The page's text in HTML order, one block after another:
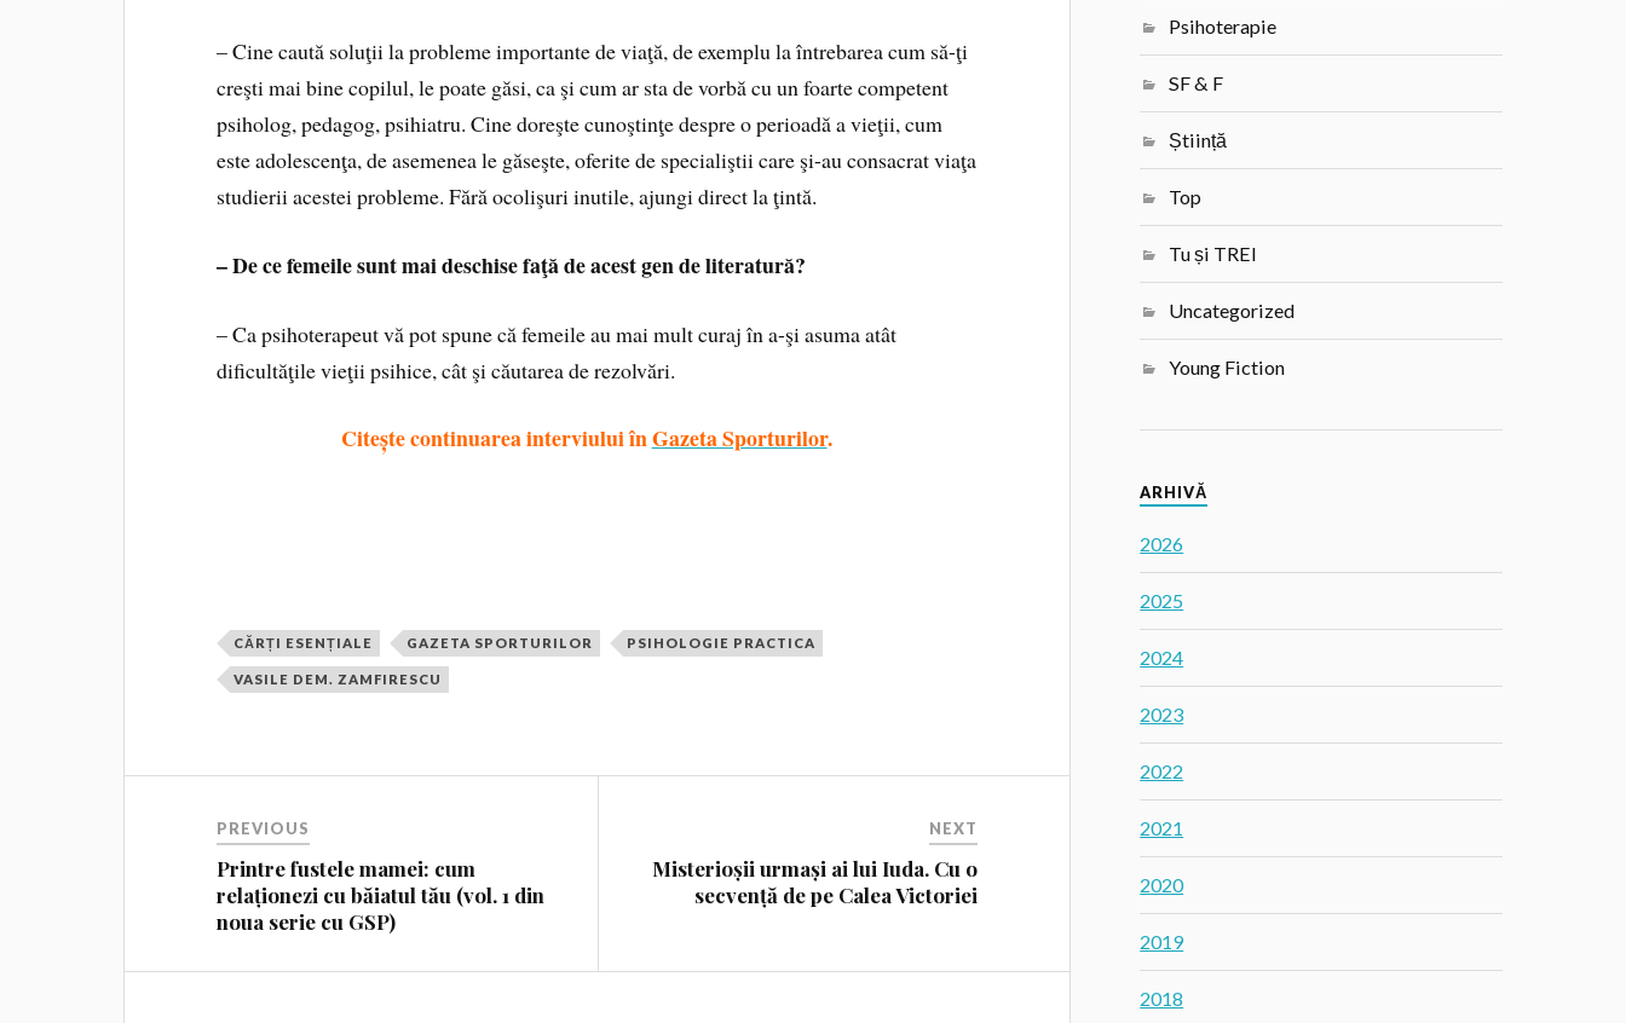
– Cine caută soluţii la probleme importante de viaţă, de exemplu la întrebarea cum să-ţi
creşti mai bine copilul, le poate găsi, ca şi cum ar sta de vorbă cu un foarte competent
psiholog, pedagog, psihiatru. Cine doreşte cunoştinţe despre o perioadă a vieţii, cum
este adolescenţa, de asemenea le găseşte, oferite de specialiştii care şi-au consacrat viaţa
studierii acestei probleme. Fără ocolişuri inutile, ajungi direct la ţintă.
– De ce femeile sunt mai deschise faţă de acest gen de literatură?
– Ca psihoterapeut vă pot spune că femeile au mai mult curaj în a-şi asuma atât
dificultăţile vieţii psihice, cât şi căutarea de rezolvări.
Citește continuarea interviului înGazeta Sporturilor.
CĂRȚI ESENȚIALE GAZETA SPORTURILOR PSIHOLOGIE PRACTICA
VASILE DEM. ZAMFIRESCU
PREVIOUS
Printre fustele mamei: cum
relaționezi cu băiatul tău (vol. 1 din
noua serie cu GSP)
NEXT
Misterioșii urmași ai lui Iuda. Cu o
secvență de pe Calea Victoriei
Psihoterapie
SF & F
Știință
Top
Tu și TREI
Uncategorized
Young Fiction
ARHIVĂ
2026
2025
2024
2023
2022
2021
2020
2019
2018